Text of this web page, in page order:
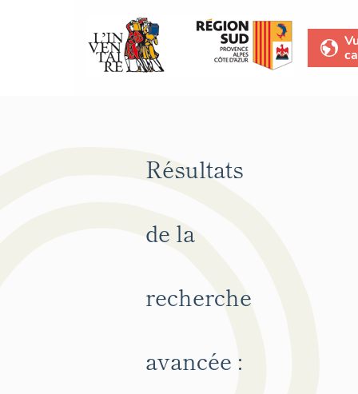
Résultats
de la
recherche
avancée :